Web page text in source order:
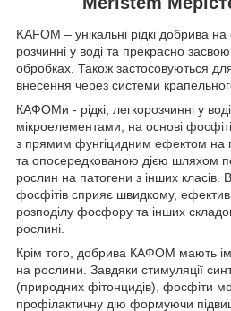
KAFOM – унікальні рідкі добрива
розчинні у воді та прекрасно
обробках. Також застосовуються
внесення через системи
КАФОМи - рідкі, легкорозчинні у
мікроелементами, на основі
з прямим фунгіцидним ефектом на
та опосередкованою дією шляхом
рослин на патогени з інших класів.
фосфітів сприяє швидкому,
розподілу фосфору та інших
рослині.
Крім того, добрива КАФОМ мають
на рослини. Завдяки стимуляції
(природних фітонцидів), фосфіти
профілактичну дію формуючи